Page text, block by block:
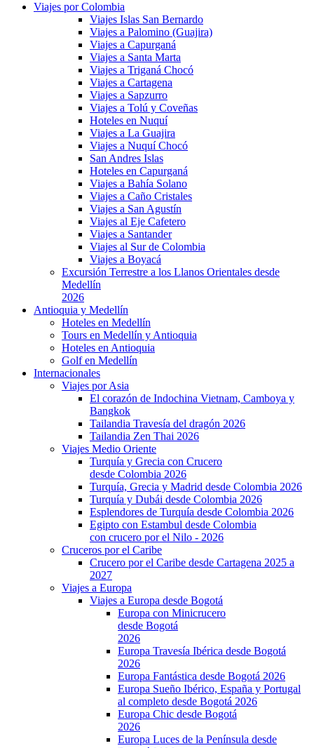
Viajes por Colombia
Viajes Islas San Bernardo
Viajes a Palomino (Guajira)
Viajes a Capurganá
Viajes a Santa Marta
Viajes a Triganá Chocó
Viajes a Cartagena
Viajes a Sapzurro
Viajes a Tolú y Coveñas
Hoteles en Nuquí
Viajes a La Guajira
Viajes a Nuquí Chocó
San Andres Islas
Hoteles en Capurganá
Viajes a Bahía Solano
Viajes a Caño Cristales
Viajes a San Agustín
Viajes al Eje Cafetero
Viajes a Santander
Viajes al Sur de Colombia
Viajes a Boyacá
Excursión Terrestre a los Llanos Orientales desde
Medellín
2026
Antioquia y Medellín
Hoteles en Medellín
Tours en Medellín y Antioquia
Hoteles en Antioquia
Golf en Medellín
Internacionales
Viajes por Asia
El corazón de Indochina Vietnam, Camboya y
Bangkok
Tailandia Travesía del dragón 2026
Tailandia Zen Thai 2026
Viajes Medio Oriente
Turquía y Grecia con Crucero
desde Colombia 2026
Turquía, Grecia y Madrid desde Colombia 2026
Turquía y Dubái desde Colombia 2026
Esplendores de Turquía desde Colombia 2026
Egipto con Estambul desde Colombia
con crucero por el Nilo - 2026
Cruceros por el Caribe
Crucero por el Caribe desde Cartagena 2025 a
2027
Viajes a Europa
Viajes a Europa desde Bogotá
Europa con Minicrucero
desde Bogotá
2026
Europa Travesía Ibérica desde Bogotá
2026
Europa Fantástica desde Bogotá 2026
Europa Sueño Ibérico, España y Portugal
al completo desde Bogotá 2026
Europa Chic desde Bogotá
2026
Europa Luces de la Península desde